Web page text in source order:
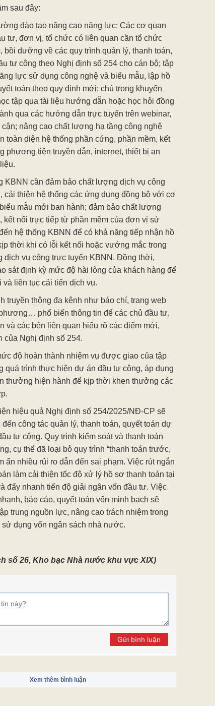
sau đây:
đào tạo nâng cao năng lực: Các cơ quan
tư, đơn vị, tổ chức có liên quan cần tổ chức
bồi dưỡng về các quy trình quản lý, thanh toán,
tư công theo Nghị định số 254 cho cán bộ; tập
lực sử dụng công nghệ và biểu mẫu, lập hồ
toán theo quy định mới; chú trọng khuyến
tập qua tài liệu hướng dẫn hoặc học hỏi đồng
qua các hướng dẫn trực tuyến trên webinar,
nâng cao chất lượng hạ tầng công nghệ
toàn diện hệ thống phần cứng, phần mềm, kết
phương tiện truyền dẫn, internet, thiết bị an
KBNN cần đảm bảo chất lượng dịch vụ công
cải thiện hệ thống các ứng dụng đồng bộ với cơ
mẫu mới ban hành; đảm bảo chất lượng
kết nối trực tiếp từ phần mềm của đơn vị sử
hệ thống KBNN để có khả năng tiếp nhận hồ
thời khi có lỗi kết nối hoặc vướng mắc trong
dịch vụ công trực tuyến KBNN. Đồng thời,
sát định kỳ mức độ hài lòng của khách hàng để
và liên tục cải tiến dịch vụ.
truyền thông đa kênh như báo chí, trang web
phổ biến thông tin để các chủ đầu tư,
và các bên liên quan hiểu rõ các điểm mới,
của Nghị định số 254.
độ hoàn thành nhiệm vụ được giao của tập
quá trình thực hiện dự án đầu tư công, áp dụng
thưởng hiện hành để kịp thời khen thưởng các
hiệu quả Nghị định số 254/2025/NĐ-CP sẽ
công tác quản lý, thanh toán, quyết toán dự
tư công. Quy trình kiểm soát và thanh toán
cụ thể đã loại bỏ quy trình “thanh toán trước,
ẩn nhiều rủi ro dẫn đến sai phạm. Việc rút ngắn
làm cải thiện tốc độ xử lý hồ sơ thanh toán tại
đẩy nhanh tiến độ giải ngân vốn đầu tư. Việc
báo cáo, quyết toán vốn minh bạch sẽ
trung nguồn lực, nâng cao trách nhiệm trong
sử dụng vốn ngân sách nhà nước.
số 26, Kho bạc Nhà nước khu vực XIX)
Gửi bình luận
Xem thêm bình luận